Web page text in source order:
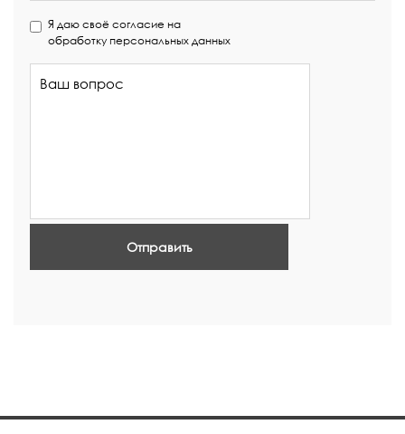
Я даю своё согласие на
обработку персональных данных
Отправить